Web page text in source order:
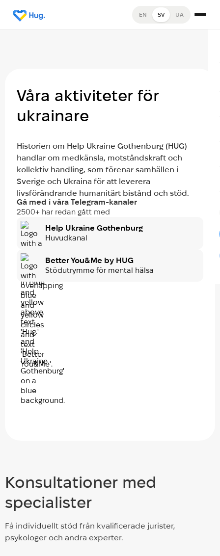
EN SV UA
Våra aktiviteter för
ukrainare
Historien om Help Ukraine Gothenburg (HUG)
handlar om medkänsla, motståndskraft och
kollektiv handling, som förenar samhällen i
Sverige och Ukraina för att leverera
livsförändrande humanitärt bistånd och stöd.
Gå med i våra Telegram-kanaler
2500+ har redan gått med
Help Ukraine Gothenburg
Huvudkanal
Better You&Me by HUG
Stödutrymme för mental hälsa
Konsultationer med
specialister
Få individuellt stöd från kvalificerade jurister,
psykologer och andra experter.